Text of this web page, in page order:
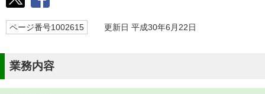
ページ番号1002615 更新日 平成30年6月22日
業務内容